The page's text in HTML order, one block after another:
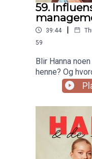
59.
39:44 |
59
Blir Hanna
henne? Og
Tomas ikke
deler fra
skal rangere i